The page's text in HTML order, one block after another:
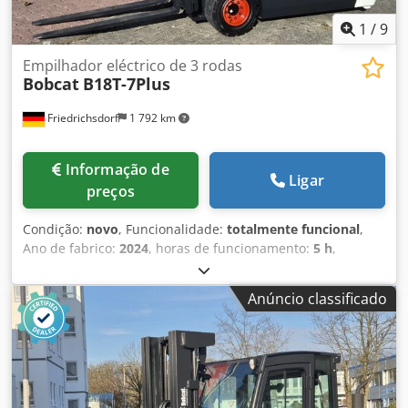
1 /9
Friedrichsdorf 1 792 km
Empilhador eléctrico de 3 rodas
Bobcat B18T-7Plus
preços
Ligar
Condição: novo, Funcionalidade: totalmente funcional,
Ano de fabrico: 2024, horas de funcionamento: 5 h,
1 800 kg, altura de elevação:
mm, elevação livre:1 540 mm, tipo de combustível:
elétrico , tipo de mastro:
, altura de construção:
2 130 mm, potência: 6 kW (8,16 cv), largura do suporte de
garfos: 902 mm , comprimento do garfo:1 200 mm, peso
em vazio: 3 250 kg, comprimento total:1 991 mm, tipo de
transmissão:Elektro , largura de construção:1 090 mm,
Empilhador elétrico de 3 rodas Centro de gravidade da
Anúncio classificado